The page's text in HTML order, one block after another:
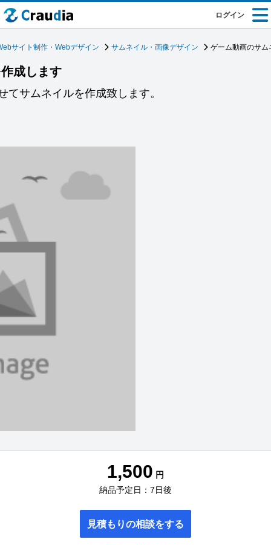
ログイン
サイト制作・Webデザイン サムネイル・画像デザイン ゲーム動画のサ
成します
サムネイルを作成致します。
1,500 円
納品予定日：7日後
見積もりの相談をする